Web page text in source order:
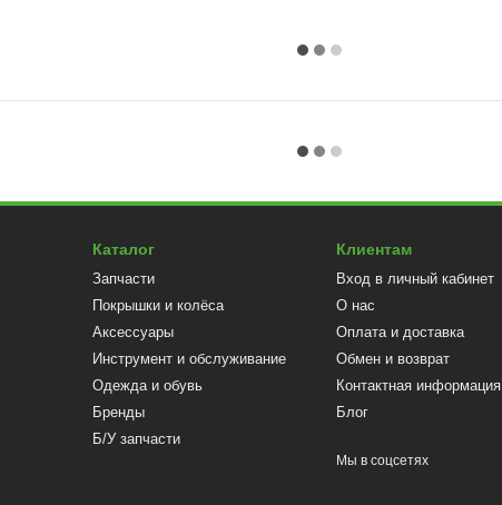
Каталог
Запчасти
Покрышки и колёса
Аксессуары
Инструмент и обслуживание
Одежда и обувь
Бренды
Б/У запчасти
Клиентам
Вход в личный кабинет
О нас
Оплата и доставка
Обмен и возврат
Контактная информация
Блог
Мы в соцсетях